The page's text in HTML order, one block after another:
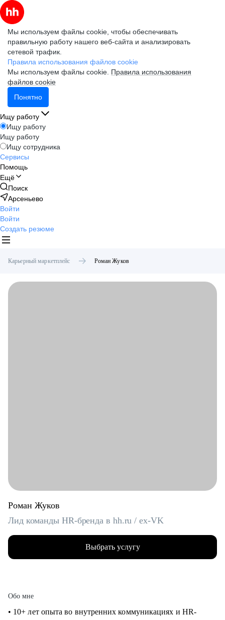
Мы используем файлы cookie, чтобы обеспечивать
правильную работу нашего веб-сайта и анализировать
сетевой трафик.
Правила использования файлов cookie
Мы используем файлы cookie. Правила использования
файлов cookie
Понятно
Ищу работу
Ищу работу
Ищу работу
Ищу сотрудника
Сервисы
Помощь
Ещё
Поиск
Арсеньево
Войти
Войти
Создать резюме
Карьерный маркетплейс Роман Жуков
Роман Жуков
Лид команды HR-бренда в hh.ru / ex-VK
Выбрать услугу
Обо мне
• 10+ лет опыта во внутренних коммуникациях и HR-